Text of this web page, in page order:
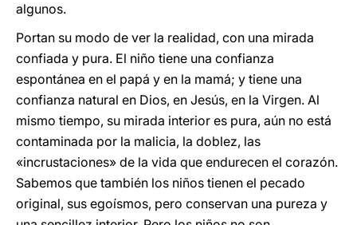
algunos.
Portan su modo de ver la realidad, con una mirada
confiada y pura. El niño tiene una confianza
espontánea en el papá y en la mamá; y tiene una
confianza natural en Dios, en Jesús, en la Virgen. Al
mismo tiempo, su mirada interior es pura, aún no está
contaminada por la malicia, la doblez, las
«incrustaciones» de la vida que endurecen el corazón.
Sabemos que también los niños tienen el pecado
original, sus egoísmos, pero conservan una pureza y